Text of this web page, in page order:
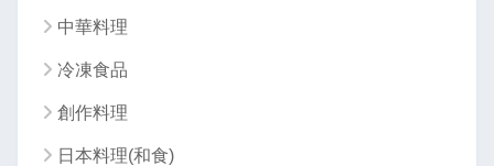
中華料理
冷凍食品
創作料理
日本料理(和食)